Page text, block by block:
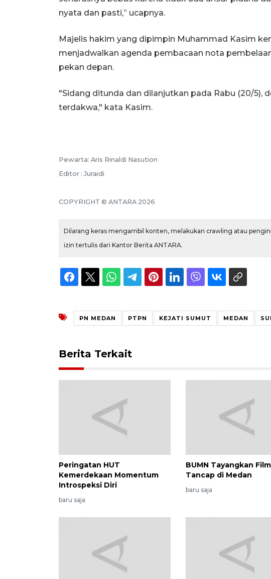
nyata dan pasti,” ucapnya.
Majelis hakim yang dipimpin Muhammad Kasim
menjadwalkan agenda pembacaan nota
pekan depan.
"Sidang ditunda dan dilanjutkan pada Rabu (20/5),
terdakwa," kata Kasim.
Pewarta: Aris Rinaldi Nasution
Editor : Juraidi
COPYRIGHT © ANTARA 2026
Dilarang keras mengambil konten, melakukan crawling atau
izin tertulis dari Kantor Berita ANTARA.
PN MEDAN PTPN KEJATI SUMUT MEDAN
Berita Terkait
Peringatan HUT
Kemerdekaan Momentum
Introspeksi Diri
baru saja
BUMN Tayangkan
Tancap di Medan
baru saja